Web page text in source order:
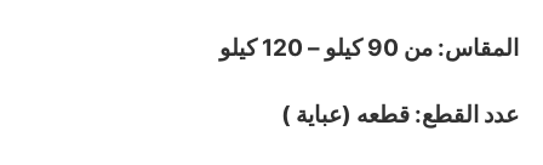
المقاس: من 90 كيلو – 120 كيلو
عدد القطع: قطعه (عباية )